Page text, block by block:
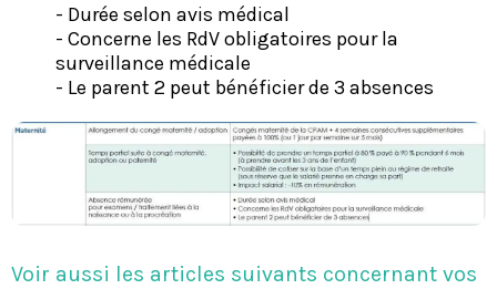
- Durée selon avis médical
- Concerne les RdV obligatoires pour la
surveillance médicale
- Le parent 2 peut bénéficier de 3 absences
Voir aussi les articles suivants concernant vos